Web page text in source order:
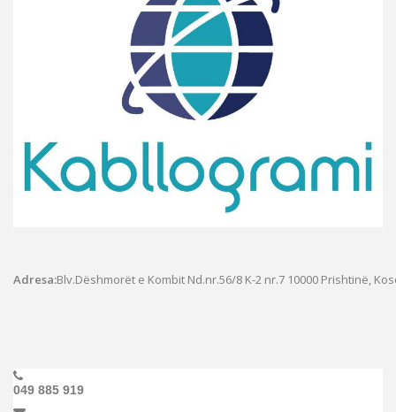
Adresa:Blv.Dëshmorët e Kombit Nd.nr.56/8 K-2 nr.7 10000 Prishtinë,
049 885 919